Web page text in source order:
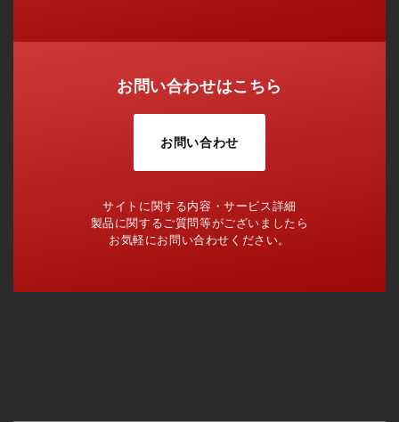
お問い合わせはこちら
お問い合わせ
サイトに関する内容・サービス詳細
製品に関するご質問等がございましたら
お気軽にお問い合わせください。